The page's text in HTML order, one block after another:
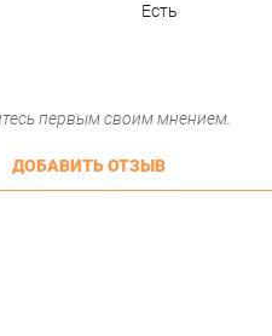
Есть
первым своим мнением.
ДОБАВИТЬ ОТЗЫВ